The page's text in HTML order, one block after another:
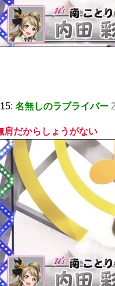
名無しのラブライバー
肩だからしょうがない